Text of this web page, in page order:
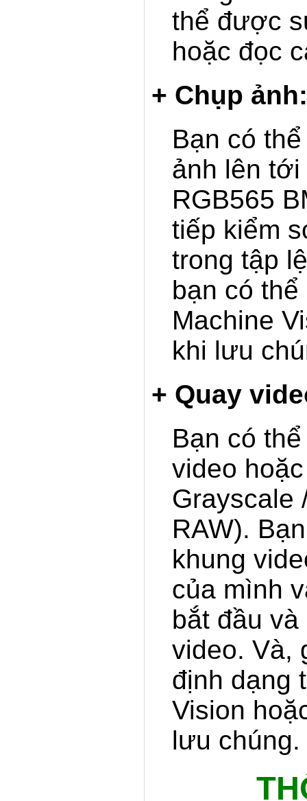
thể được
hoặc đọc
+ Chụp ảnh:
Bạn có
ảnh lên tới
RGB565
tiếp kiểm
trong tập
bạn có
Machine
khi lưu
+ Quay
Bạn có
video
Grayscale
RAW).
khung
của mình
bắt đầu
video. Và,
định dạng
Vision
lưu chúng.